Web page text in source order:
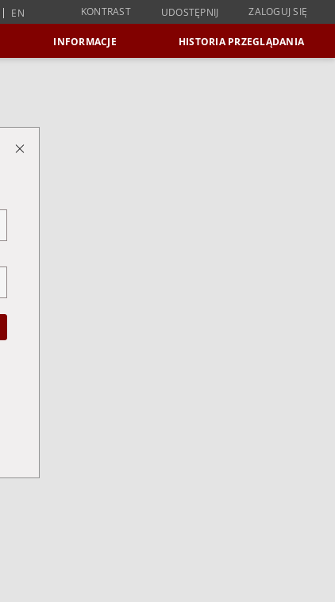
EN KONTRAST UDOSTĘPNIJ ZALOGUJ SIĘ
INFORMACJE HISTORIA PRZEGLĄDANIA